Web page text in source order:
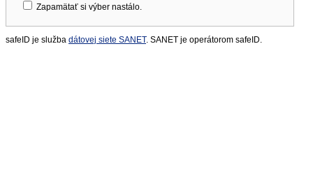
Zapamätať si výber nastálo.
safeID je služba dátovej siete SANET. SANET je operátorom safeID.